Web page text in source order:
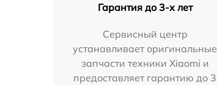
Гарантия до 3-х лет
Сервисный центр
устанавливает оригинальные
запчасти техники Xiaomi и
предоставляет гарантию до 3